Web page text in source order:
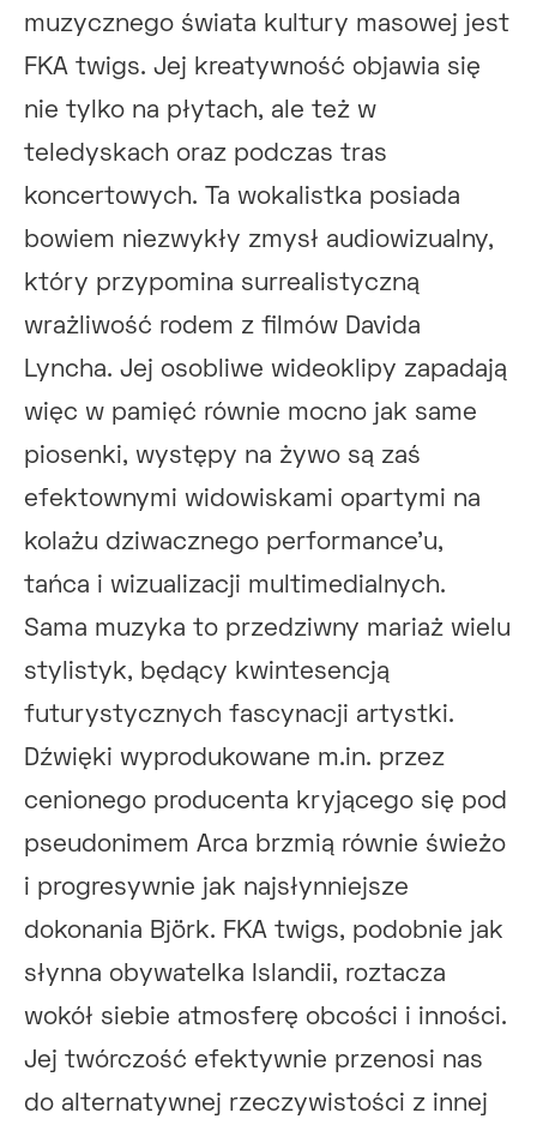
muzycznego świata kultury masowej jest
FKA twigs. Jej kreatywność objawia się
nie tylko na płytach, ale też w
teledyskach oraz podczas tras
koncertowych. Ta wokalistka posiada
bowiem niezwykły zmysł audiowizualny,
który przypomina surrealistyczną
wrażliwość rodem z filmów Davida
Lyncha. Jej osobliwe wideoklipy zapadają
więc w pamięć równie mocno jak same
piosenki, występy na żywo są zaś
efektownymi widowiskami opartymi na
kolażu dziwacznego performance’u,
tańca i wizualizacji multimedialnych.
Sama muzyka to przedziwny mariaż wielu
stylistyk, będący kwintesencją
futurystycznych fascynacji artystki.
Dźwięki wyprodukowane m.in. przez
cenionego producenta kryjącego się pod
pseudonimem Arca brzmią równie świeżo
i progresywnie jak najsłynniejsze
dokonania Björk. FKA twigs, podobnie jak
słynna obywatelka Islandii, roztacza
wokół siebie atmosferę obcości i inności.
Jej twórczość efektywnie przenosi nas
do alternatywnej rzeczywistości z innej